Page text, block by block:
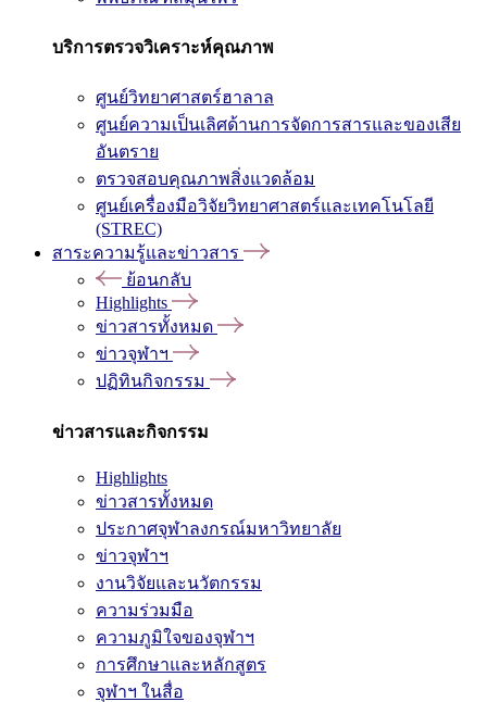
บริการตรวจวิเคราะห์คุณภาพ
ศูนย์วิทยาศาสตร์ฮาลาล
ศูนย์ความเป็นเลิศด้านการจัดการสารและของเสีย
อันตราย
ตรวจสอบคุณภาพสิ่งแวดล้อม
ศูนย์เครื่องมือวิจัยวิทยาศาสตร์และเทคโนโลยี
(STREC)
สาระความรู้และข่าวสาร
ย้อนกลับ
Highlights
ข่าวสารทั้งหมด
ข่าวจุฬาฯ
ปฏิทินกิจกรรม
ข่าวสารและกิจกรรม
Highlights
ข่าวสารทั้งหมด
ประกาศจุฬาลงกรณ์มหาวิทยาลัย
ข่าวจุฬาฯ
งานวิจัยและนวัตกรรม
ความร่วมมือ
ความภูมิใจของจุฬาฯ
การศึกษาและหลักสูตร
จุฬาฯ ในสื่อ